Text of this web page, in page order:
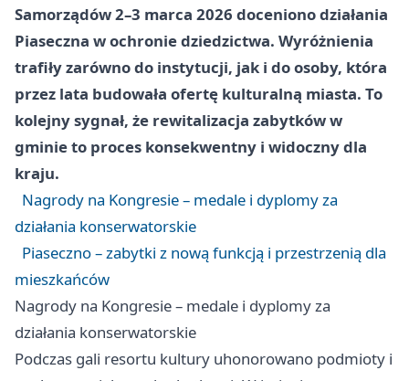
Samorządów2–3 marca 2026 doceniono działania
Piaseczna w ochronie dziedzictwa. Wyróżnienia
trafiły zarówno do instytucji, jak i do osoby, która
przez lata budowała ofertę kulturalną miasta. To
kolejny sygnał, że rewitalizacja zabytków w
gminie to proces konsekwentny i widoczny dla
kraju.
Nagrody na Kongresie – medale i dyplomy za
działania konserwatorskie
Piaseczno – zabytki z nową funkcją i przestrzenią dla
mieszkańców
Nagrody na Kongresie – medale i dyplomy za
działania konserwatorskie
Podczas gali resortu kultury uhonorowano podmioty i